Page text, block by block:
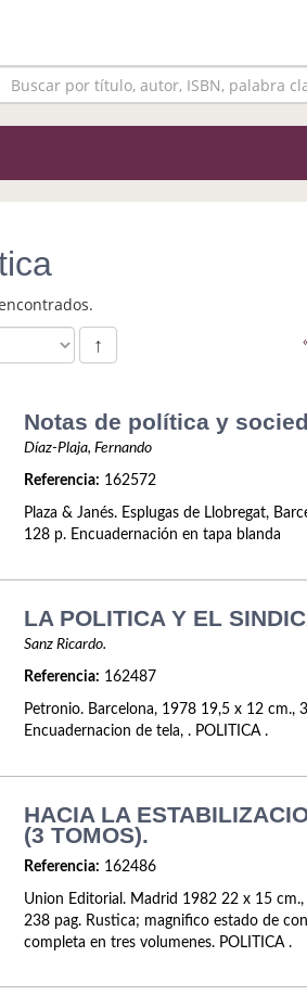
↑
Notas de política y
Díaz-Plaja, Fernando
Referencia: 162572
Plaza & Janés. Esplugas de Llobregat,
128 p. Encuadernación en tapa blanda
LA POLITICA Y EL
Sanz Ricardo.
Referencia: 162487
Petronio. Barcelona, 1978 19,5 x 12 cm.,
Encuadernacion de tela, . POLITICA .
HACIA LA
(3 TOMOS).
Referencia: 162486
Union Editorial. Madrid 1982 22 x 15 cm.,
238 pag. Rustica; magnifico estado de
completa en tres volumenes. POLITICA .